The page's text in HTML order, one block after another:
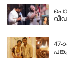
47-